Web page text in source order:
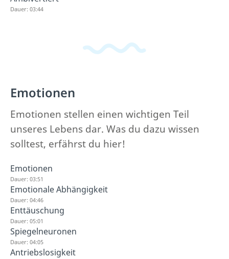
Dauer: 03:44
Emotionen
Emotionen stellen einen wichtigen Teil
unseres Lebens dar. Was du dazu wissen
solltest, erfährst du hier!
Emotionen
Dauer: 03:51
Emotionale Abhängigkeit
Dauer: 04:46
Enttäuschung
Dauer: 05:01
Spiegelneuronen
Dauer: 04:05
Antriebslosigkeit